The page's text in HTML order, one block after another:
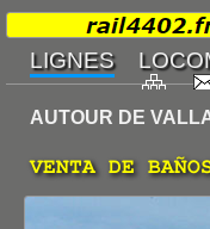
AUTOUR DE
VENTA DE